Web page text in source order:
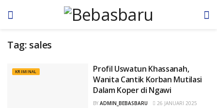
Tag: sales
KRIMINAL
Profil Uswatun Khassanah,
Wanita Cantik Korban Mutilasi
Dalam Koper di Ngawi
BY ADMIN_BEBASBARU 26 JANUARI 2025